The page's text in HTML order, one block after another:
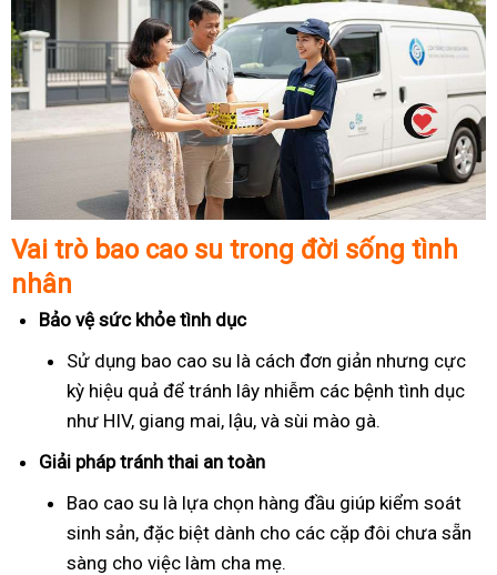
Vai trò bao cao su trong đời sống tình
nhân
Bảo vệ sức khỏe tình dục
Sử dụng bao cao su là cách đơn giản nhưng cực
kỳ hiệu quả để tránh lây nhiễm các bệnh tình dục
như HIV, giang mai, lậu, và sùi mào gà.
Giải pháp tránh thai an toàn
Bao cao su là lựa chọn hàng đầu giúp kiểm soát
sinh sản, đặc biệt dành cho các cặp đôi chưa sẵn
sàng cho việc làm cha mẹ.